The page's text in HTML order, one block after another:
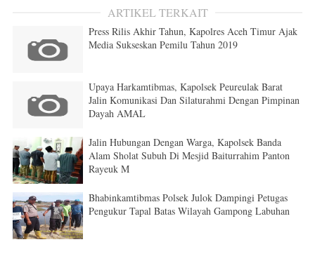
ARTIKEL TERKAIT
Press Rilis Akhir Tahun, Kapolres Aceh Timur Ajak
Media Sukseskan Pemilu Tahun 2019
Upaya Harkamtibmas, Kapolsek Peureulak Barat
Jalin Komunikasi Dan Silaturahmi Dengan Pimpinan
Dayah AMAL
Jalin Hubungan Dengan Warga, Kapolsek Banda
Alam Sholat Subuh Di Mesjid Baiturrahim Panton
Rayeuk M
Bhabinkamtibmas Polsek Julok Dampingi Petugas
Pengukur Tapal Batas Wilayah Gampong Labuhan